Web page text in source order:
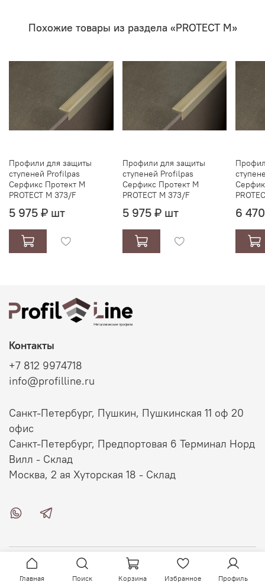
Похожие товары из раздела «PROTECT M»
Профили для защиты
ступеней Profilpas
Серфикс Протект М
PROTECT M 373/F
5 975 ₽ шт
Профили для защиты
ступеней Profilpas
Серфикс Протект М
PROTECT M 373/F
5 975 ₽ шт 6
О магазине
Контакты
+7 812 9974718
info@profilline.ru
Санкт-Петербург, Пушкин, Пушкинская 11 оф 20
офис
Санкт-Петербург, Предпортовая 6 Терминал Норд
Вилл - Склад
Москва, 2 ая Хуторская 18 - Склад
Главная Поиск Корзина Избранное Профиль